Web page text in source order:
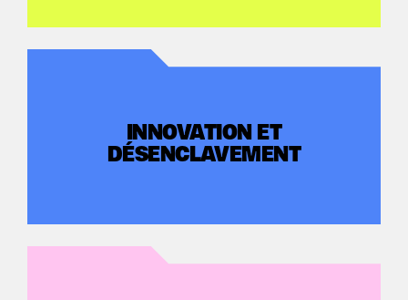
INNOVATION ET
DÉSENCLAVEMENT